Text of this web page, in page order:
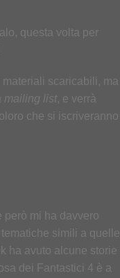
questa volta per
scaricabili, ma
mailing list, e verrà
che si iscriveranno
però mi ha davvero
simili a quelle
ha avuto alcune storie
dei Fantastici 4 è a